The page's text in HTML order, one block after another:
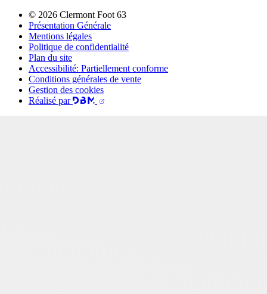
© 2026 Clermont Foot 63
Présentation Générale
Mentions légales
Politique de confidentialité
Plan du site
Accessibilité: Partiellement conforme
Conditions générales de vente
Gestion des cookies
Réalisé par